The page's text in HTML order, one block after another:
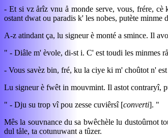
- Et si vz årîz vnu å monde serve, vous, frére,
ostant dwat ou paradis k' les nobes, putète minme
A-z atindant ça, lu signeur è monté a smince. Il
" - Diâle m' èvole, di-st i. C' est toudi les minmes
- Vous savèz bin, fré, ku la ciye ki m' choûtot n' est
Lu signeur è fwêt in mouvmint. Il astot contraryî,
" - Dju su trop vî pou zesse cuviêrsî [converti]. "
Mês la souvnance du sa bwêchèle lu dustoûrnot
dul tåle, ta cotunuwant a tûzer.